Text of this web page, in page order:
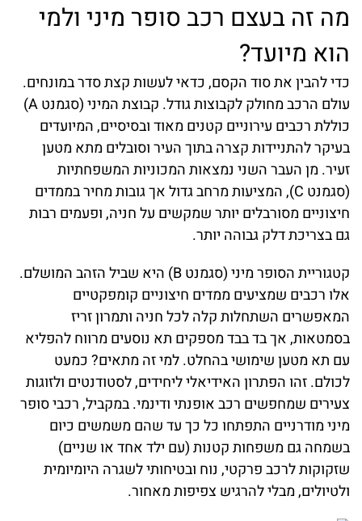
מה זה בעצם רכב סופר מיני ולמי
הוא מיועד?
כדי להבין את סוד הקסם, כדאי לעשות קצת סדר במונחים.
עולם הרכב מחולק לקבוצות גודל. קבוצת המיני (סגמנט A)
כוללת רכבים עירוניים קטנים מאוד ובסיסיים, המיועדים
בעיקר להתניידות קצרה בתוך העיר וסובלים מתא מטען
זעיר. מן העבר השני נמצאות המכוניות המשפחתיות
(סגמנט C), המציעות מרחב גדול אך גובות מחיר בממדים
חיצוניים מסורבלים יותר שמקשים על חניה, ופעמים רבות
גם בצריכת דלק גבוהה יותר.
קטגוריית הסופר מיני (סגמנט B) היא שביל הזהב המושלם.
אלו רכבים שמציעים ממדים חיצוניים קומפקטיים
המאפשרים השתחלות קלה לכל חניה ותמרון זריז
בסמטאות, אך בד בבד מספקים תא נוסעים מרווח להפליא
עם תא מטען שימושי בהחלט. למי זה מתאים? כמעט
לכולם. זהו הפתרון האידיאלי ליחידים, לסטודנטים ולזוגות
צעירים שמחפשים רכב אופנתי ודינמי. במקביל, רכבי סופר
מיני מודרניים התפתחו כל כך עד שהם משמשים כיום
בשמחה גם משפחות קטנות (עם ילד אחד או שניים)
שזקוקות לרכב פרקטי, נוח ובטיחותי לשגרה היומיומית
ולטיולים, מבלי להרגיש צפיפות מאחור.